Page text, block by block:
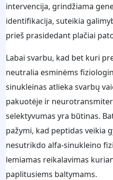
intervencija, grindžiama
identifikacija, suteikia
prieš prasidedant plačiai
Labai svarbu, kad bet kuri
neutralia esminėms
sinukleinas atlieka svarbų
pakuotėje ir
selektyvumas yra būtinas.
pažymi, kad peptidas veikia
nesutrikdo alfa-sinukleino
lemiamas reikalavimas
paplitusiems baltymams.